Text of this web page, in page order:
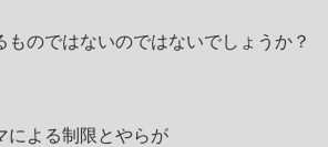
ものではないのではないでしょうか？
による制限とやらが